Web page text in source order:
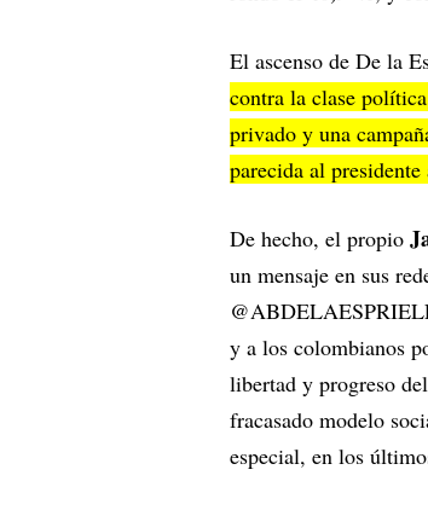
El ascenso de De la
contra la clase
privado y una
parecida al presidente
De hecho, el propio
un mensaje en sus
y a los colombianos
libertad y progreso
fracasado modelo
especial, en los